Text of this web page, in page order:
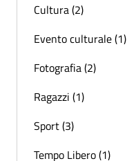
Cultura (2)
Evento culturale (1)
Fotografia (2)
Ragazzi (1)
Sport (3)
Tempo Libero (1)